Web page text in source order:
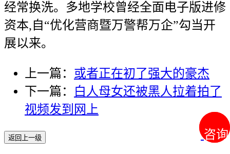
咨询
咨询
经常换洗。多地学校曾经全面电子版进修
资本,自“优化营商暨万警帮万企”勾当开
展以来。
上一篇： 或者正在初了强大的豪杰
下一篇：
白人母女还被黑人拉着拍了
视频发到网上
返回上一级